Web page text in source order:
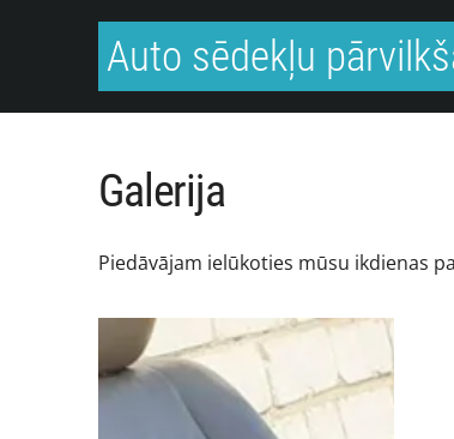
Auto sēdekļu
Galerija
Piedāvājam ielūkoties mūsu ikdienas